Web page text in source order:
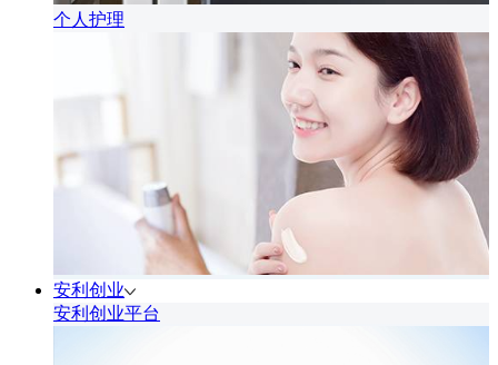
个人护理
安利创业
安利创业平台